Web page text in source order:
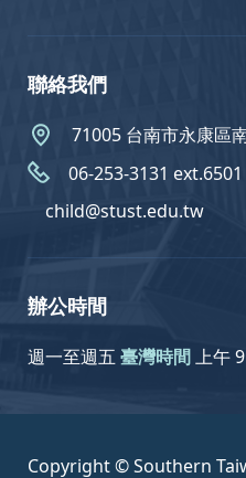
聯絡我們
71005 台南市永康區
06-253-3131 ext.6501
child@stust.edu.tw
辦公時間
週一至週五 臺灣時間上午
Copyright © Southern